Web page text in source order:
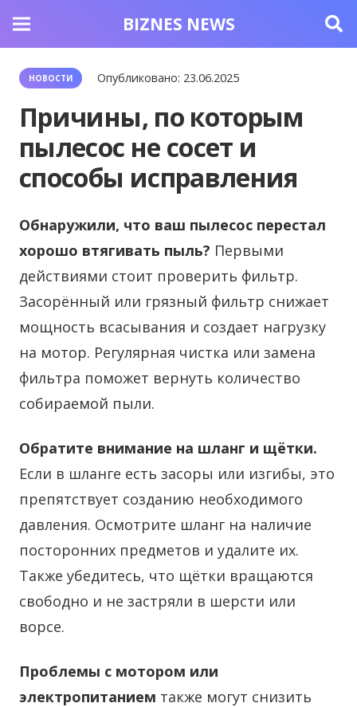
BIZNES NEWS
НОВОСТИ Опубликовано: 23.06.2025
Причины, по которым
пылесос не сосет и
способы исправления
Обнаружили, что ваш пылесос перестал
хорошо втягивать пыль? Первыми
действиями стоит проверить фильтр.
Засорённый или грязный фильтр снижает
мощность всасывания и создает нагрузку
на мотор. Регулярная чистка или замена
фильтра поможет вернуть количество
собираемой пыли.
Обратите внимание на шланг и щётки.
Если в шланге есть засоры или изгибы, это
препятствует созданию необходимого
давления. Осмотрите шланг на наличие
посторонних предметов и удалите их.
Также убедитесь, что щётки вращаются
свободно и не застряли в шерсти или
ворсе.
Проблемы с мотором или
электропитанием также могут снизить